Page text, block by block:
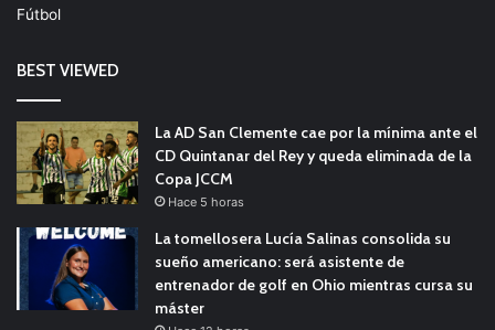
Fútbol
BEST VIEWED
La AD San Clemente cae por la mínima ante el
CD Quintanar del Rey y queda eliminada de la
Copa JCCM
Hace 5 horas
La tomellosera Lucía Salinas consolida su
sueño americano: será asistente de
entrenador de golf en Ohio mientras cursa su
máster